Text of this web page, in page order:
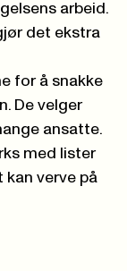
arbeid.
det ekstra
for å snakke
De velger
ansatte.
med lister
kan verve på